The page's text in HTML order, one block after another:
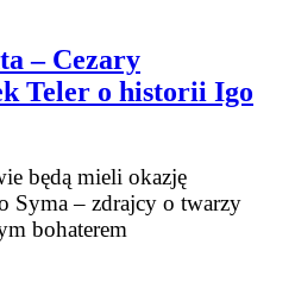
– Cezary
Teler o historii Igo
będą mieli okazję
Syma – zdrajcy o twarzy
bohaterem